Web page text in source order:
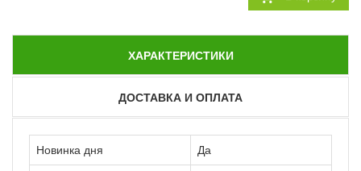
ХАРАКТЕРИСТИКИ
ДОСТАВКА И ОПЛАТА
Новинка дня Да